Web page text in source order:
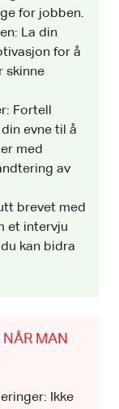
for jobben.
La din
for å
skinne
Fortell
evne til å
med
av
brevet med
et intervju
kan bidra
MAN
Ikke